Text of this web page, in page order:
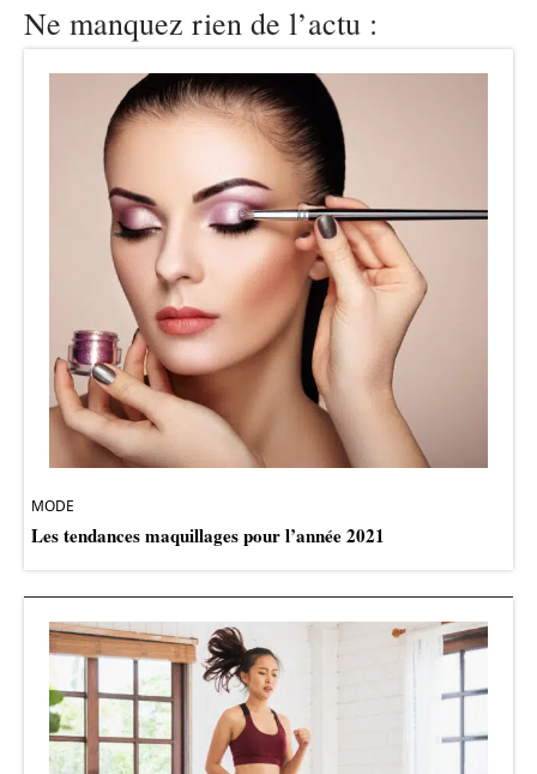
Ne manquez rien de l’actu :
MODE
Les tendances maquillages pour l’année 2021